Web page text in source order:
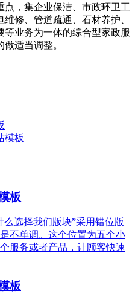
点，集企业保洁、市政环卫工
修、管道疏通、石材养护、
业务为一体的综合型家政服
适当调整。
模板
板
选择我们版块”采用错位版
不单调。这个位置为五个小
服务或者产品，让顾客快速
板